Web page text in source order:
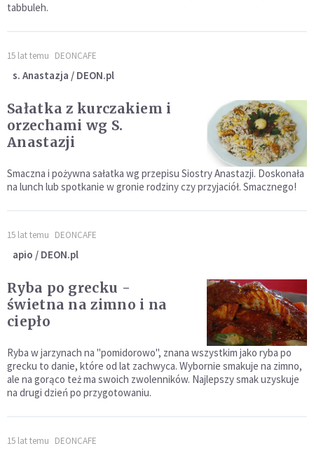
tabbuleh.
15 lat temu DEONCAFE
s. Anastazja / DEON.pl
Sałatka z kurczakiem i
orzechami wg S.
Anastazji
Smaczna i pożywna sałatka wg przepisu Siostry Anastazji. Doskonała
na lunch lub spotkanie w gronie rodziny czy przyjaciół. Smacznego!
15 lat temu DEONCAFE
apio / DEON.pl
Ryba po grecku -
świetna na zimno i na
ciepło
Ryba w jarzynach na "pomidorowo", znana wszystkim jako ryba po
grecku to danie, które od lat zachwyca. Wybornie smakuje na zimno,
ale na gorąco też ma swoich zwolenników. Najlepszy smak uzyskuje
na drugi dzień po przygotowaniu.
15 lat temu DEONCAFE